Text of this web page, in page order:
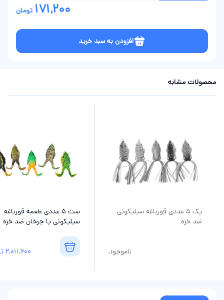
171,200 تومان
افزودن به سبد خرید
محصولات مشابه
پک 5 عددی قورباغه سیلیکونی
ضد خزه
ناموجود
ست 5 عددی طعمه قورباغه
سیلیکونی پا چرخان ضد خزه
2,011,600